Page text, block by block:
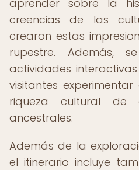
aprender sobre la
creencias de las
crearon estas
rupestre. Además,
actividades
visitantes
riqueza cultural de
ancestrales.
Además de la
el itinerario incluye